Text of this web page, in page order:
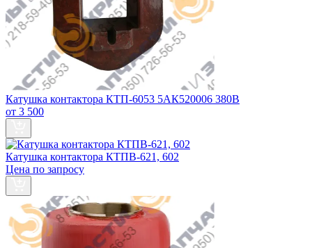
Катушка контактора КТП-6053 5АК520006 380В
от 3 500
Катушка контактора КТПВ-621, 602
Цена по запросу